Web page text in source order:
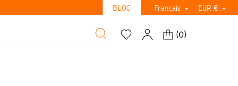
BLOG Français  EUR € 
(0)